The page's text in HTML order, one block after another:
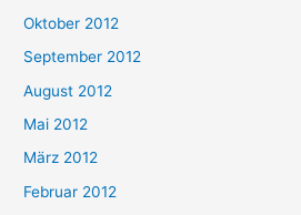
Oktober 2012
September 2012
August 2012
Mai 2012
März 2012
Februar 2012